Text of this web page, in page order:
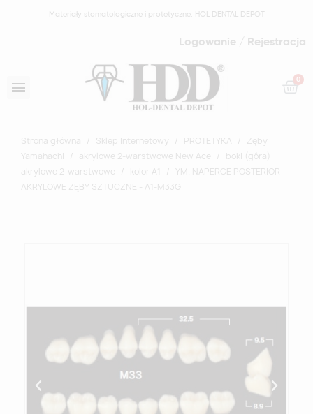
Materiały stomatologiczne i protetyczne: HOL DENTAL DEPOT
Logowanie / Rejestracja
Strona główna Sklep Internetowy PROTETYKA
Zęby
Yamahachi
akrylowe 2-warstwowe New Ace
boki (góra)
akrylowe 2-warstwowe
kolor A1
YM. NAPERCE POSTERIOR -
AKRYLOWE ZĘBY SZTUCZNE - A1-M33G